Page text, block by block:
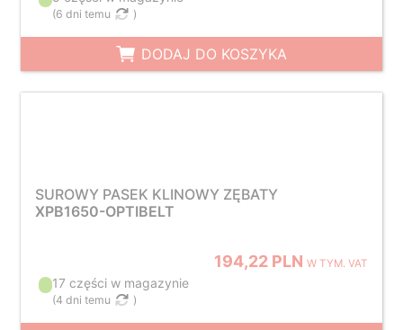
(6 dni temu )
DODAJ DO KOSZYKA
SUROWY PASEK KLINOWY ZĘBATY
XPB1650-OPTIBELT
194,22 PLNW TYM. VAT
17 części w magazynie
(4 dni temu )